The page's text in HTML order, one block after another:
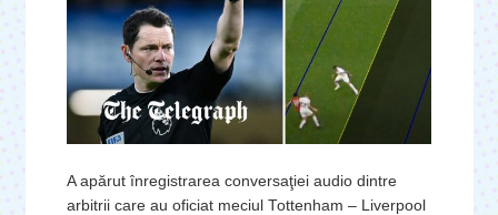
A apărut înregistrarea conversaţiei audio dintre
arbitrii care au oficiat meciul Tottenham – Liverpool